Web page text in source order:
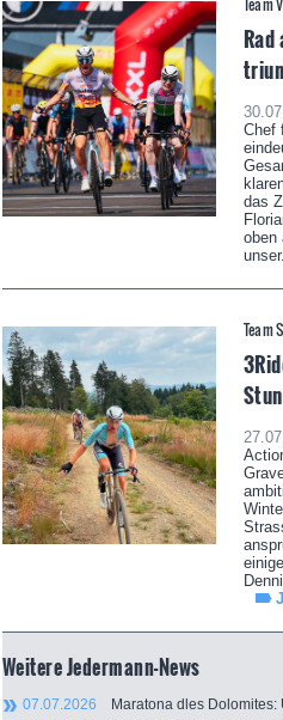
Team
Chef
das
oben
Team
Weitere Jedermann-News
07.07.2026 Maratona dles Dolomites: